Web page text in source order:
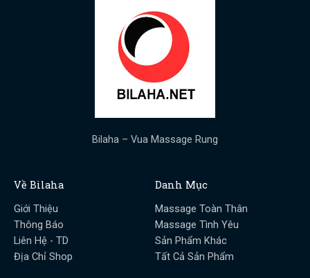
Bilaha – Vua Massage Rung
Về Bilaha
Giới Thiệu
Thông Báo
Liên Hệ - TD
Địa Chỉ Shop
Danh Mục
Massage Toàn Thân
Massage Tình Yêu
Sản Phẩm Khác
Tất Cả Sản Phẩm